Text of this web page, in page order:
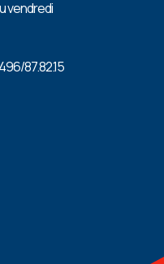
vendredi
87.82.15